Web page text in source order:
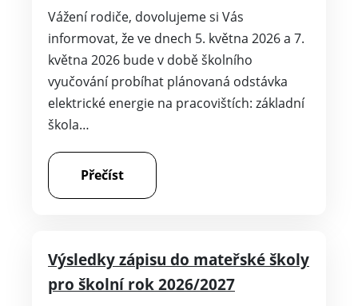
Vážení rodiče, dovolujeme si Vás
informovat, že ve dnech 5. května 2026 a 7.
května 2026 bude v době školního
vyučování probíhat plánovaná odstávka
elektrické energie na pracovištích: základní
škola…
Přečíst
Výsledky zápisu do mateřské školy
pro školní rok 2026/2027